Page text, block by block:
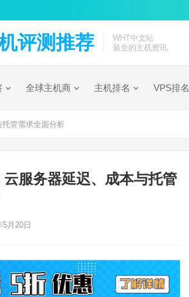
评测推荐
WHT中文站
最全的主机资讯
全球主机商 主机排名 VPS排名
管需求全面分析
服务器延迟、成本与托管
月20日